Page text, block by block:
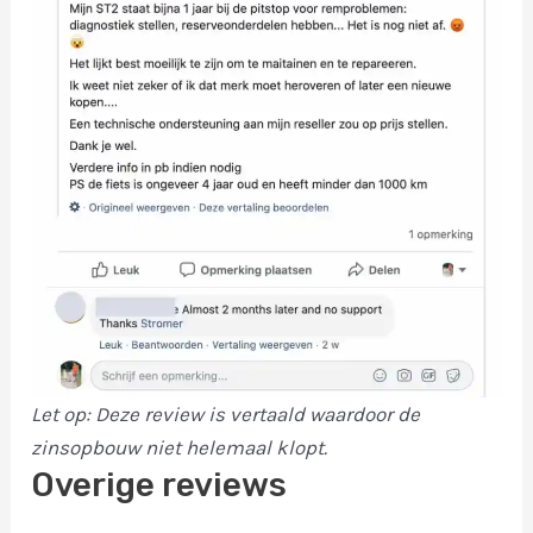
Let op: Deze review is vertaald waardoor de
zinsopbouw niet helemaal klopt.
Overige reviews